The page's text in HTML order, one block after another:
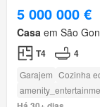
5 000 000 €
Casa em São
T4 4
Garajem Cozinha